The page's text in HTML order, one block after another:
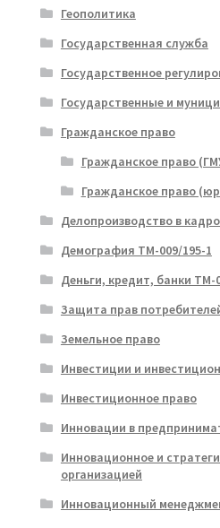
Геополитика
Государственная служба
Государственное
Государственные и
Гражданское право
Гражданское право
Гражданское право
Делопроизводство в
Демография ТМ-009/195-1
Деньги, кредит, банки ТМ-
Защита прав
Земельное право
Инвестиции и
Инвестиционное право
Инновации в
Инновационное и
организацией
Инновационный